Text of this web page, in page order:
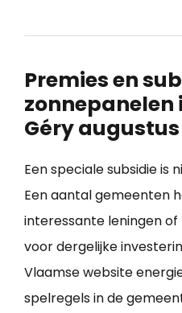
Premies en
zonnepanelen
Géry augustus
Een speciale subsidie is
Een aantal gemeenten
interessante leningen
voor dergelijke
Vlaamse website
spelregels in de